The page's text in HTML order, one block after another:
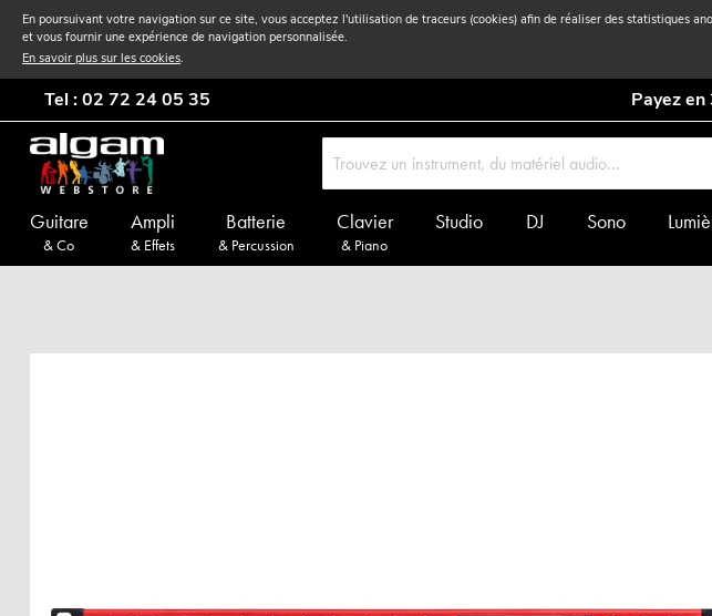
En poursuivant votre navigation sur ce site, vous acceptez l'utilisation de traceurs (cookies) afin de réaliser des statistiques
et vous fournir une expérience de navigation personnalisée.
En savoir plus sur les cookies.
Tel : 02 72 24 05 35 Payez
Guitare
& Co
Ampli
& Effets
Batterie
& Percussion
Clavier
& Piano
Studio DJ Sono